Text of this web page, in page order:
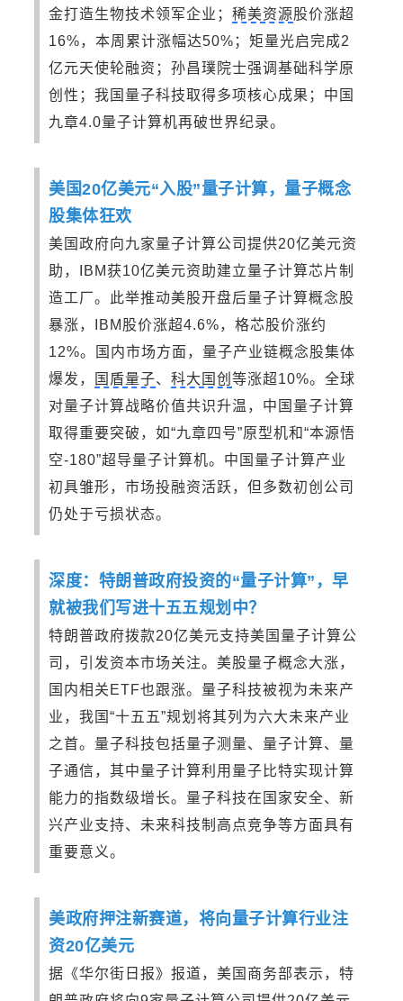
金打造生物技术领军企业； 稀美资源股价涨超
16%，本周累计涨幅达50%；矩量光启完成2
亿元天使轮融资；孙昌璞院士强调基础科学原
创性；我国量子科技取得多项核心成果；中国
九章4.0量子计算机再破世界纪录。
美国20亿美元“入股”量子计算，量子概念
股集体狂欢
美国政府向九家量子计算公司提供20亿美元资
助，IBM获10亿美元资助建立量子计算芯片制
造工厂。此举推动美股开盘后量子计算概念股
暴涨，IBM股价涨超4.6%，格芯股价涨约
12%。国内市场方面，量子产业链概念股集体
爆发，
国盾量子、 科大国创 等涨超10%。全球
对量子计算战略价值共识升温，中国量子计算
取得重要突破，如“九章四号”原型机和“本源悟
空-180”超导量子计算机。中国量子计算产业
初具雏形，市场投融资活跃，但多数初创公司
仍处于亏损状态。
深度：特朗普政府投资的“量子计算”，早
就被我们写进十五五规划中？
特朗普政府拨款20亿美元支持美国量子计算公
司，引发资本市场关注。美股量子概念大涨，
国内相关ETF也跟涨。量子科技被视为未来产
业，我国“十五五”规划将其列为六大未来产业
之首。量子科技包括量子测量、量子计算、量
子通信，其中量子计算利用量子比特实现计算
能力的指数级增长。量子科技在国家安全、新
兴产业支持、未来科技制高点竞争等方面具有
重要意义。
美政府押注新赛道，将向量子计算行业注
资20亿美元
据《华尔街日报》报道，美国商务部表示，特